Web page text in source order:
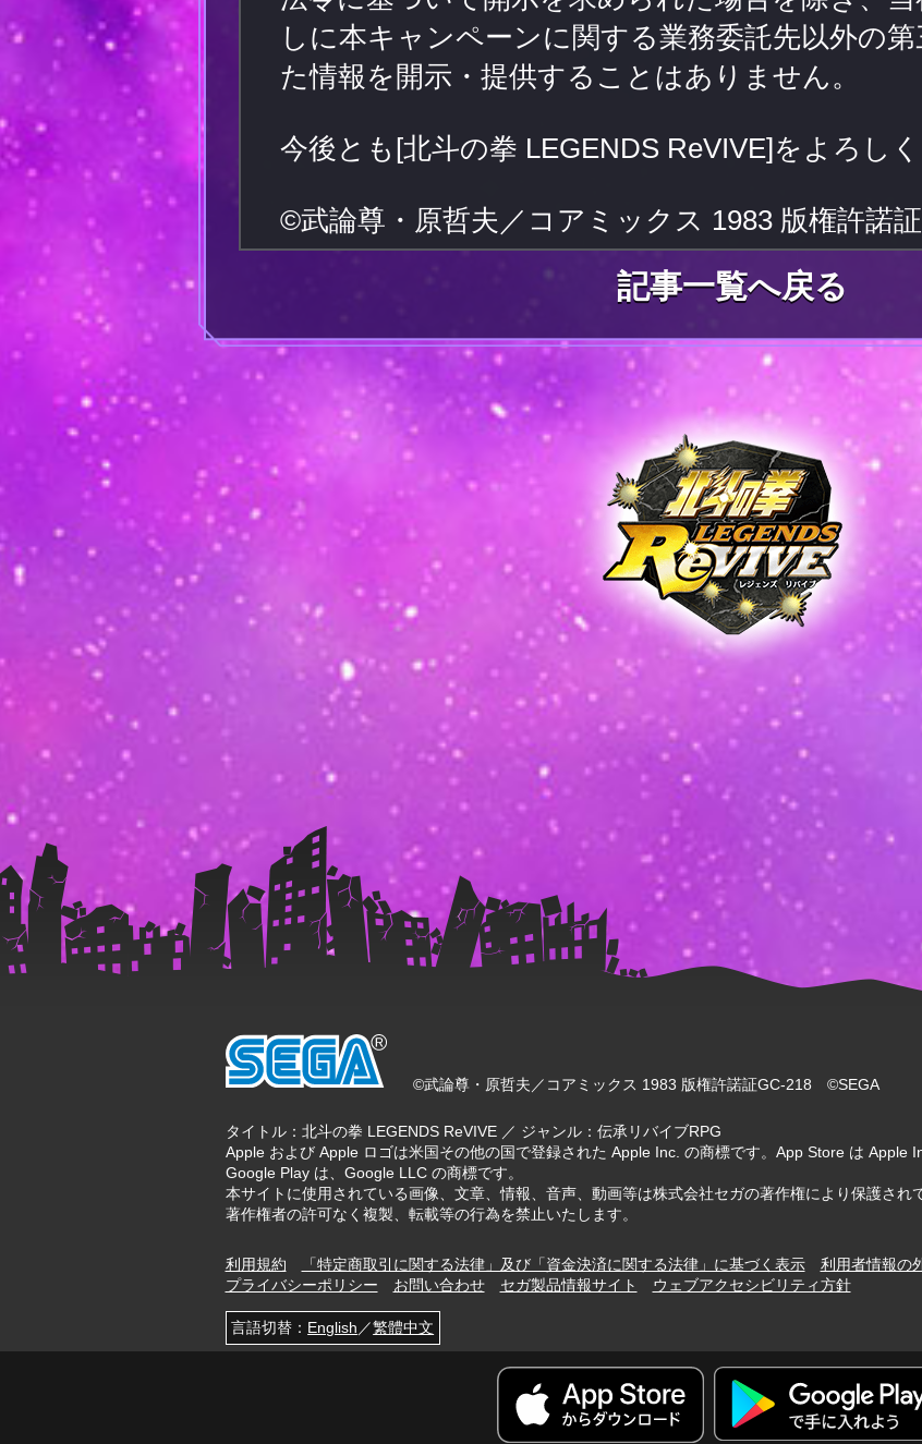
しに本キャンペーンに関する業務委託先以外の
た情報を開示・提供することはありません。
今後とも[北斗の拳 LEGENDS ReVIVE]をよろし
©武論尊・原哲夫／コアミックス 1983 版権許諾
記事一覧へ戻る
©武論尊・原哲夫／コアミックス 1983 版権許諾証GC-218 ©SEGA
タイトル：北斗の拳 LEGENDS ReVIVE ／ ジャンル：伝承リバイブRPG
Apple および Apple ロゴは米国その他の国で登録された Apple Inc. の商標です。App Store は Apple
Google Play は、Google LLC の商標です。
本サイトに使用されている画像、文章、情報、音声、動画等は株式会社セガの著作権により保護され
著作権者の許可なく複製、転載等の行為を禁止いたします。
利用規約 「特定商取引に関する法律」及び「資金決済に関する法律」に基づく表示
利用者情報の
プライバシーポリシー
お問い合わせ セガ製品情報サイト ウェブアクセシビリティ方針
言語切替： English ／繁體中文